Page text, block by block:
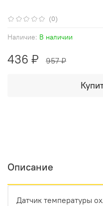
(0)
Наличие: В наличии
436 ₽ 957 ₽
Описание
Датчик температуры